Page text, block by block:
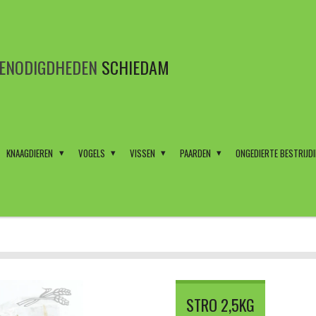
SCHIEDAM
KNAAGDIEREN VOGELS VISSEN PAARDEN ONGEDIERTE
STRO 2,5KG